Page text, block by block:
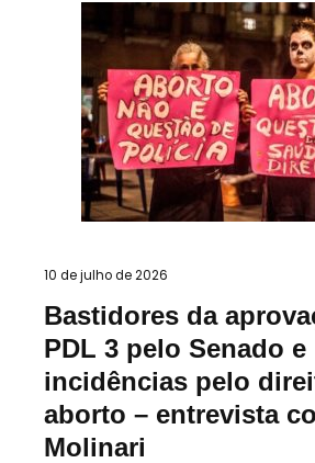
10 de julho de 2026
Bastidores da
PDL 3 pelo Senado e
incidências pelo
aborto – entrevista
Molinari